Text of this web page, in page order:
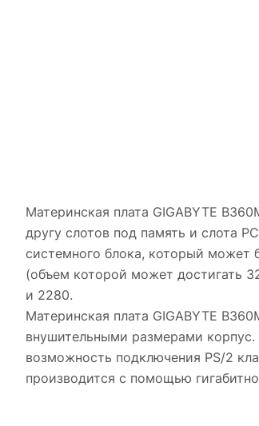
Материнская плата GIGABYTE
другу слотов под память и слота
системного блока, который может
(объем которой может достигать
и 2280.
Материнская плата GIGABYTE
внушительными размерами
возможность подключения PS/2
производится с помощью